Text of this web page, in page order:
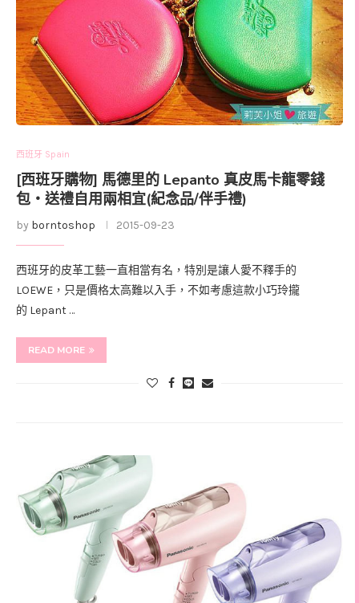
西班牙 Spain
[西班牙購物] 馬德里的 Lepanto 真皮馬卡龍零錢
包‧送禮自用兩相宜(紀念品/伴手禮)
by borntoshop 2015-09-23
西班牙的皮革工藝一直相當有名，特別是讓人愛不釋手的
LOEWE，只是價格太高難以入手，不如考慮這款小巧玲攏
的 Lepant …
READ MORE